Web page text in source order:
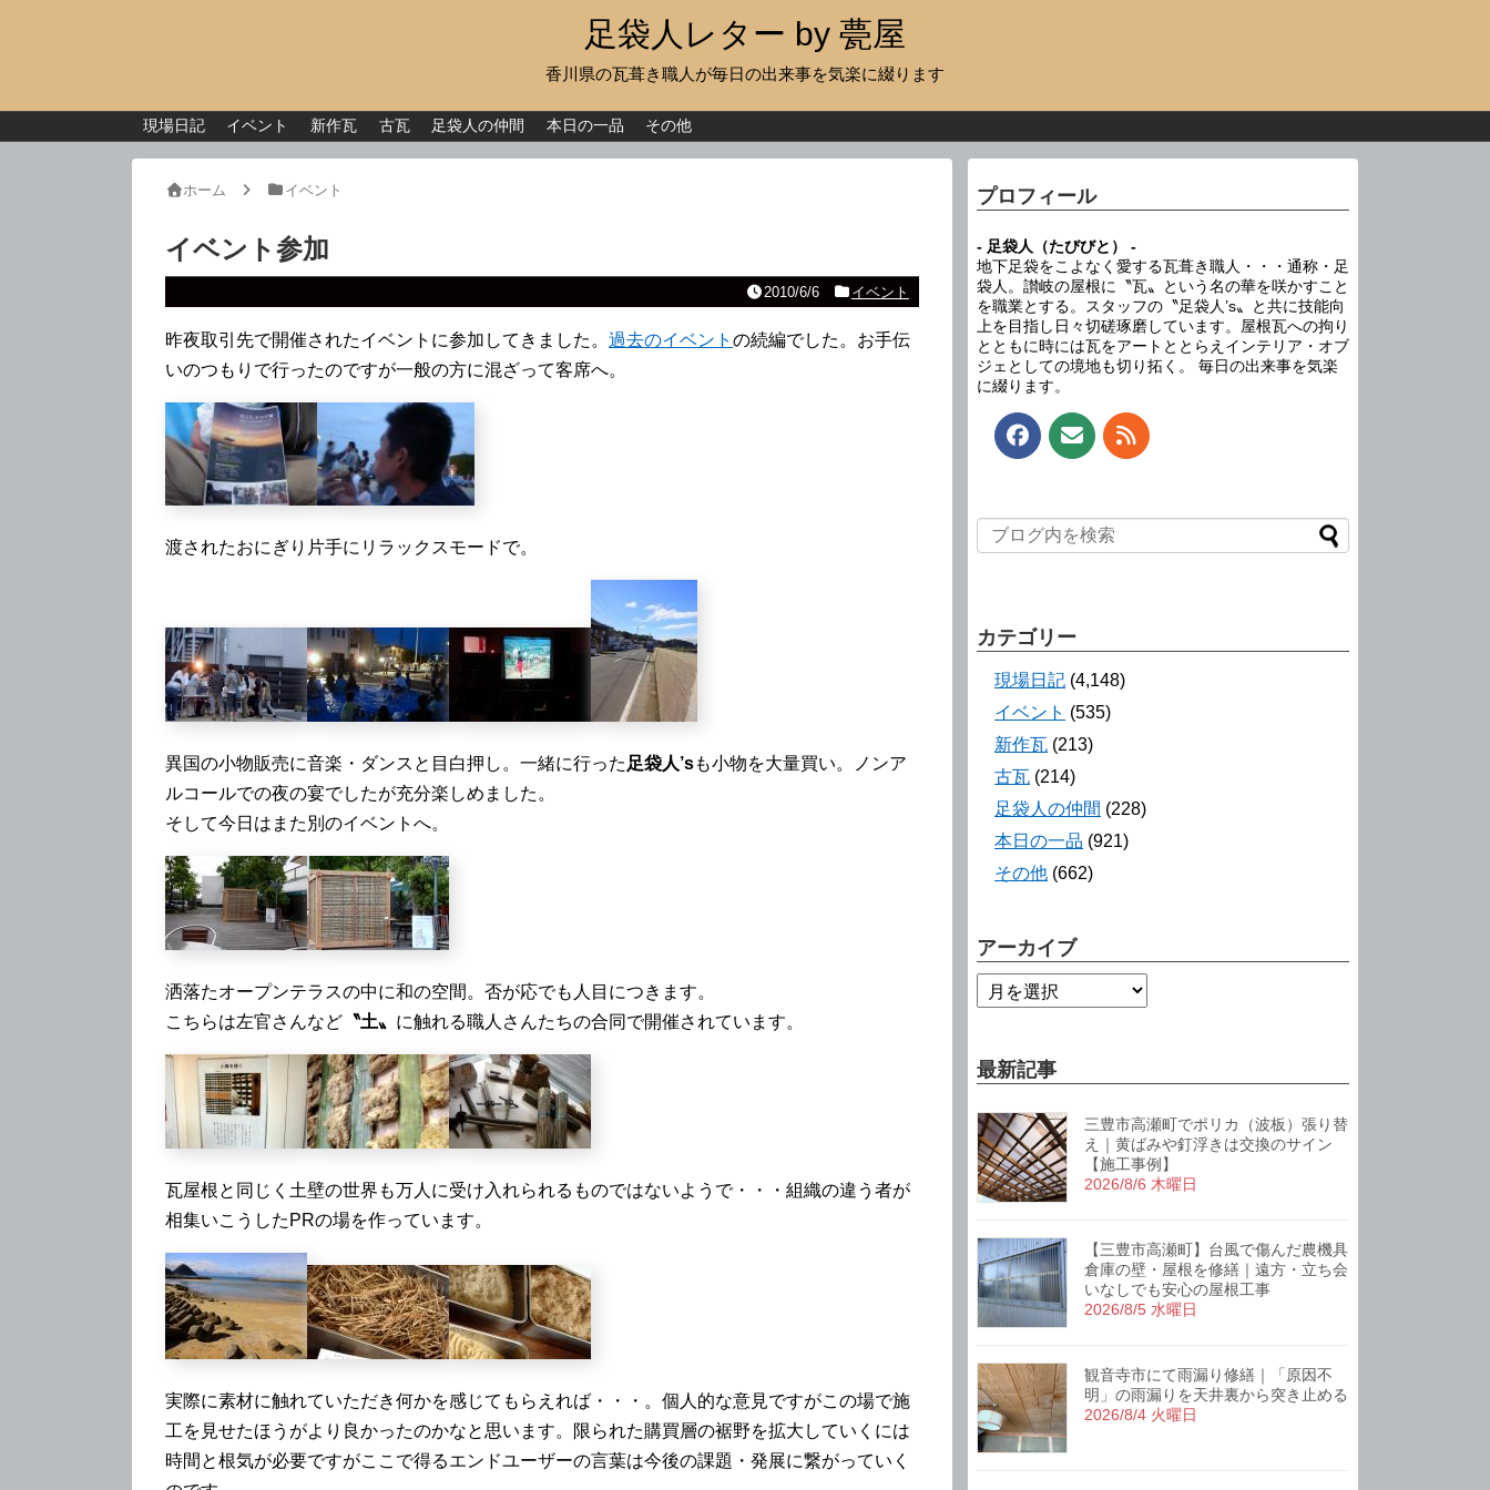
足袋人レター by 甍屋
香川県の瓦葺き職人が毎日の出来事を気楽に綴ります
現場日記 イベント 新作瓦 古瓦 足袋人の仲間 本日の一品 その他
ホーム イベント
イベント参加
2010/6/6 イベント
昨夜取引先で開催されたイベントに参加してきました。 過去のイベント の続編でした。お手伝
いのつもりで行ったのですが一般の方に混ざって客席へ。
渡されたおにぎり片手にリラックスモードで。
異国の小物販売に音楽・ダンスと目白押し。一緒に行った 足袋人’sも小物を大量買い。ノンア
ルコールでの夜の宴でしたが充分楽しめました。
そして今日はまた別のイベントへ。
洒落たオープンテラスの中に和の空間。否が応でも人目につきます。
こちらは左官さんなど 〝土〟 に触れる職人さんたちの合同で開催されています。
瓦屋根と同じく土壁の世界も万人に受け入れられるものではないようで・・・組織の違う者が
相集いこうしたPRの場を作っています。
実際に素材に触れていただき何かを感じてもらえれば・・・。個人的な意見ですがこの場で施
工を見せたほうがより良かったのかなと思います。限られた購買層の裾野を拡大していくには
時間と根気が必要ですがここで得るエンドユーザーの言葉は今後の課題・発展に繋がっていく
プロフィール
- 足袋人（たびびと） -
地下足袋をこよなく愛する瓦葺き職人・・・通称・足
袋人。讃岐の屋根に〝瓦〟という名の華を咲かすこと
を職業とする。スタッフの〝足袋人’s〟と共に技能向
上を目指し日々切磋琢磨しています。屋根瓦への拘り
とともに時には瓦をアートととらえインテリア・オブ
ジェとしての境地も切り拓く。 毎日の出来事を気楽
に綴ります。
カテゴリー
現場日記 (4,148)
イベント (535)
新作瓦 (213)
古瓦 (214)
足袋人の仲間 (228)
本日の一品 (921)
その他 (662)
アーカイブ
最新記事
三豊市高瀬町でポリカ（波板）張り替
え｜黄ばみや釘浮きは交換のサイン
【施工事例】
2026/8/6 木曜日
【三豊市高瀬町】台風で傷んだ農機具
倉庫の壁・屋根を修繕｜遠方・立ち会
いなしでも安心の屋根工事
2026/8/5 水曜日
観音寺市にて雨漏り修繕｜「原因不
明」の雨漏りを天井裏から突き止める
2026/8/4 火曜日
現場日記
イベント
本日の一品
その他